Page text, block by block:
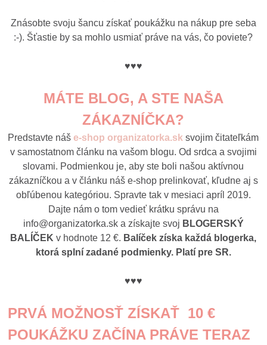
Znásobte svoju šancu získať poukážku na nákup pre seba
:-). Šťastie by sa mohlo usmiať práve na vás, čo poviete?
♥♥♥
MÁTE BLOG, A STE NAŠA
ZÁKAZNÍČKA?
Predstavte náše-shop organizatorka.sk svojim čitateľkám
v samostatnom článku na vašom blogu. Od srdca a svojimi
slovami. Podmienkou je, aby ste boli našou aktívnou
zákazníčkou a v článku náš e-shop prelinkovať, kľudne aj s
obľúbenou kategóriou. Spravte tak v mesiaci apríl 2019.
Dajte nám o tom vedieť krátku správu na
info@organizatorka.sk a získajte svoj BLOGERSKÝ
BALÍČEK v hodnote 12 €. Balíček získa každá blogerka,
ktorá splní zadané podmienky. Platí pre SR.
♥♥♥
PRVÁ MOŽNOSŤ ZÍSKAŤ 10 €
POUKÁŽKUZAČÍNA PRÁVE TERAZ